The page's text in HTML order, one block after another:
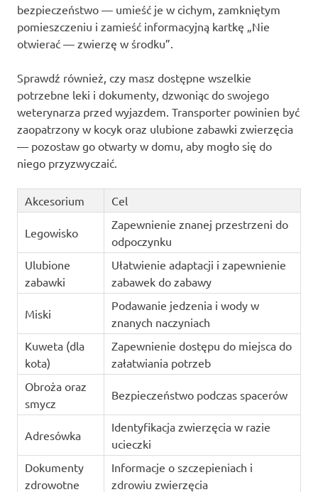
bezpieczeństwo — umieść je w cichym, zamkniętym
pomieszczeniu i zamieść informacyjną kartkę „Nie
otwierać — zwierzę w środku”.
Sprawdź również, czy masz dostępne wszelkie
potrzebne leki i dokumenty, dzwoniąc do swojego
weterynarza przed wyjazdem. Transporter powinien być
zaopatrzony w kocyk oraz ulubione zabawki zwierzęcia
— pozostaw go otwarty w domu, aby mogło się do
niego przyzwyczaić.
Akcesorium Cel
Legowisko
Zapewnienie znanej przestrzeni do
odpoczynku
Ulubione
zabawki
Ułatwienie adaptacji i zapewnienie
zabawek do zabawy
Miski
Podawanie jedzenia i wody w
znanych naczyniach
Kuweta (dla
kota)
Zapewnienie dostępu do miejsca do
załatwiania potrzeb
Obroża oraz
smycz
Bezpieczeństwo podczas spacerów
Adresówka
Identyfikacja zwierzęcia w razie
ucieczki
Dokumenty
zdrowotne
Informacje o szczepieniach i
zdrowiu zwierzęcia